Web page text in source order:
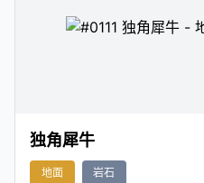
独角犀牛
地面 岩石